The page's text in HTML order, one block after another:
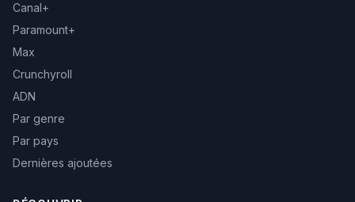
Canal+
Paramount+
Max
Crunchyroll
ADN
Par genre
Par pays
Dernières ajoutées